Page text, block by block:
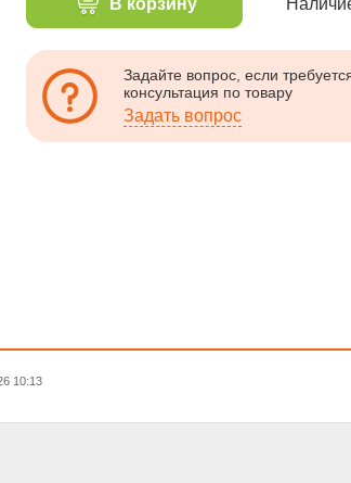
В корзину
Задайте вопрос, если
консультация по товару
Задать вопрос
10:13